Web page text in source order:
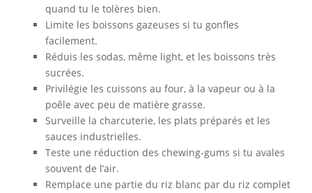
quand tu le tolères bien.
Limite les boissons gazeuses si tu gonfles
facilement.
Réduis les sodas, même light, et les boissons très
sucrées.
Privilégie les cuissons au four, à la vapeur ou à la
poêle avec peu de matière grasse.
Surveille la charcuterie, les plats préparés et les
sauces industrielles.
Teste une réduction des chewing-gums si tu avales
souvent de l’air.
Remplace une partie du riz blanc par du riz complet